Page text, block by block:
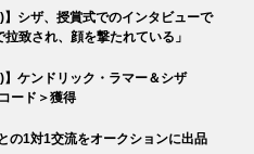
】シザ、授賞式でのインタビューで
致され、顔を撃たれている」
】ケンドリック・ラマー＆シザ
ード＞獲得
の1対1交流をオークションに出品